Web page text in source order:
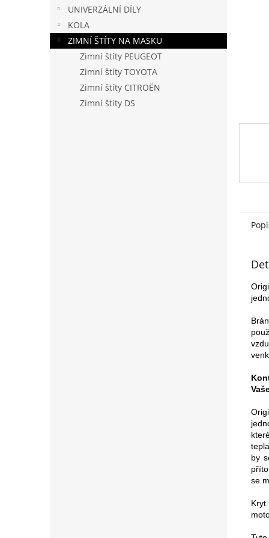
l
UNIVERZÁLNÍ DÍLY
KOLA
ZIMNÍ ŠTÍTY NA MASKU
Zimní štíty PEUGEOT
Zimní štíty TOYOTA
Zimní štíty CITROËN
Zimní štíty DS
by
se